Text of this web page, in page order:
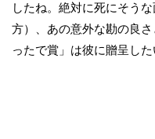
したね。絶対に死にそう
方）、あの意外な勘の良
ったで賞」は彼に贈呈した